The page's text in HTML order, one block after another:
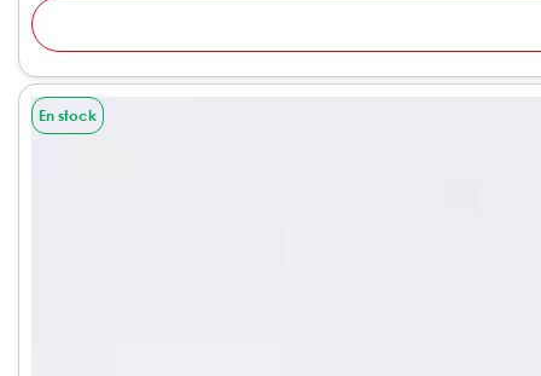
En stock